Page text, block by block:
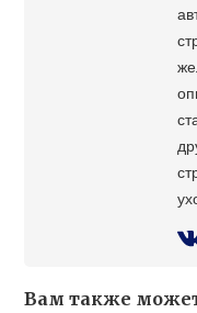
Вам также